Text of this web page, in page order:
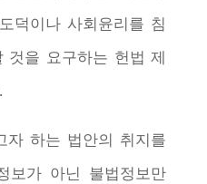
덕이나 사회윤리를 침
것을 요구하는 헌법 제
자 하는 법안의 취지를
보가 아닌 불법정보만